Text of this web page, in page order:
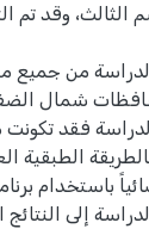
الثالث، وقد تم
من جميع
شمال الضفة
الطبقية
باستخدام